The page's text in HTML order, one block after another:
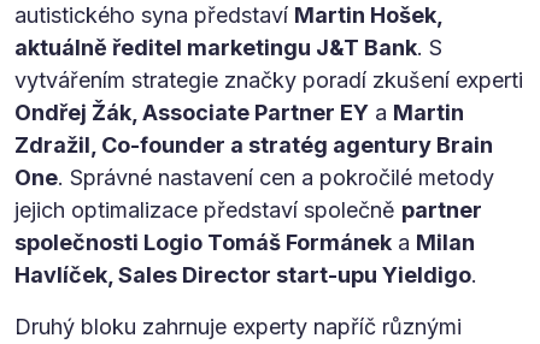
autistického syna představí Martin Hošek,
aktuálně ředitel marketingu J&T Bank. S
vytvářením strategie značky poradí zkušení experti
Ondřej Žák, Associate Partner EY a Martin
Zdražil, Co-founder a stratég agentury Brain
One. Správné nastavení cen a pokročilé metody
jejich optimalizace představí společně partner
společnosti Logio Tomáš Formánek a Milan
Havlíček, Sales Director start-upu Yieldigo.
Druhý bloku zahrnuje experty napříč různými